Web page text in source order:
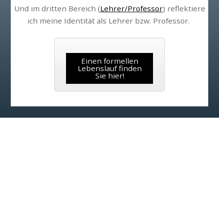
Und im dritten Bereich (Lehrer/Professor) reflektiere
ich meine Identität als Lehrer bzw. Professor.
Einen formellen
Lebenslauf finden
Sie hier!